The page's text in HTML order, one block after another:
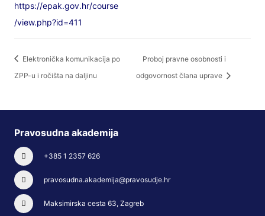
https://epak.gov.hr/course
/view.php?id=411
Elektronička komunikacija po
ZPP-u i ročišta na daljinu
Proboj pravne osobnosti i
odgovornost člana uprave
Pravosudna akademija
+385 1 2357 626
pravosudna.akademija@pravosudje.hr
Maksimirska cesta 63, Zagreb